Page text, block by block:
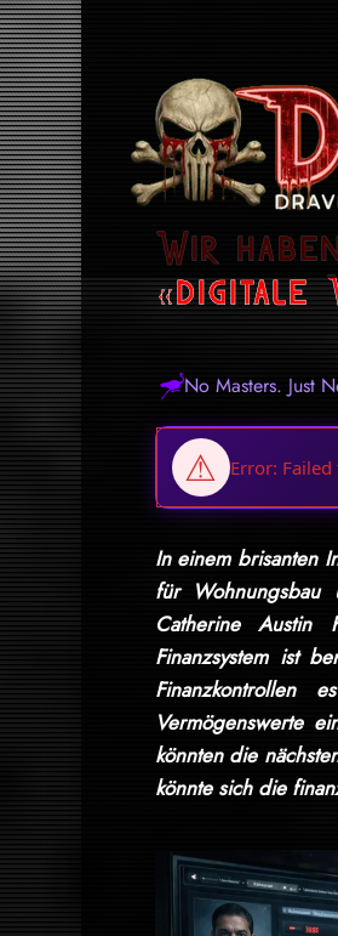
Wir
«digitale
No Masters. Just
In einem brisanten
für Wohnungsbau
Catherine Austin
Finanzsystem ist
Finanzkontrollen
Vermögenswerte
könnten die
könnte sich die